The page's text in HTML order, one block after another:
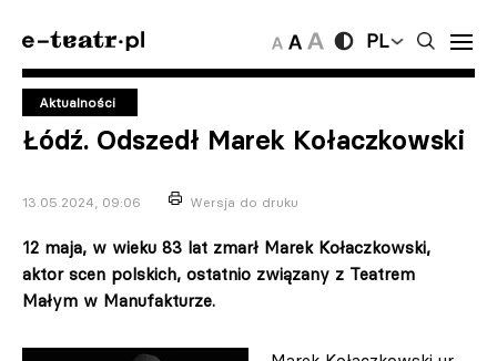
PL
Aktualności
Łódź. Odszedł Marek Kołaczkowski
13.05.2024, 09:06 Wersja do druku
12 maja, w wieku 83 lat zmarł Marek Kołaczkowski,
aktor scen polskich, ostatnio związany z Teatrem
Małym w Manufakturze.